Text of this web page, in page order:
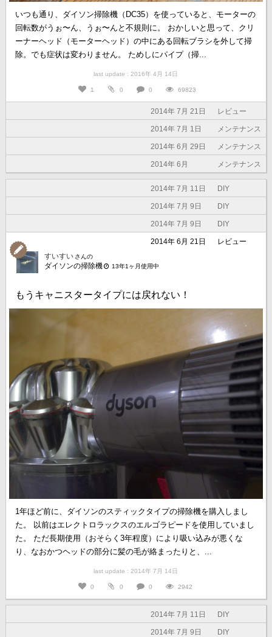
いつも通り、ダイソン掃除機（DC35）を使っていると、モーターの
回転数がうぉ〜ん、うぉ〜んと不規則に。 おかしいと思って、クリ
ーナーヘッド（モーターヘッド）の中にある回転ブラシを外して掃
除。でも症状は変わりません。 ためしにパイプ（掃...
last update : 2016年 4月 14日
1 0 0 69823
2014年 7月 21日 レビュー
2014年 7月 1日 メンテナンス
2014年 6月 29日 メンテナンス
2014年 6月 メンテナンス
2014年 7月 11日 DIY
2014年 7月 9日 DIY
2014年 7月 9日 DIY
2014年 6月 21日
レビュー
すいすい さんの
ダイソンの掃除機 13年1ヶ月使用中
もうキャニスタータイプには戻れない！
1年ほど前に、ダイソンのスティックタイプの掃除機を購入しまし
た。 以前はエレクトロラックスのエルゴラピードを使用していまし
た。 ただ長期使用（おそらく3年程度）により吸い込みが悪くな
り、なおかつヘッドの部分に髪の毛が絡まったりと、...
last update : 2014年 7月 14日
0 0 0 2942
2014年 7月 11日 DIY
2014年 7月 9日 DIY